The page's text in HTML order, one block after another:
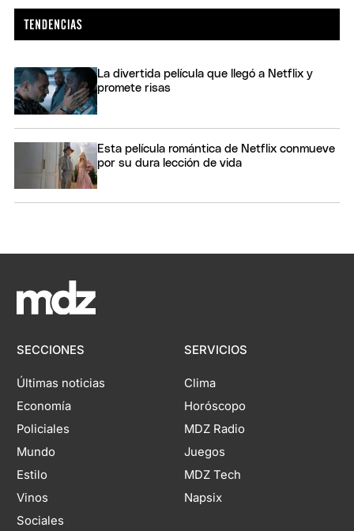
La divertida película que llegó a Netflix y
promete risas
Esta película romántica de Netflix conmueve
por su dura lección de vida
SECCIONES
Últimas noticias
Economía
Policiales
Mundo
Estilo
Vinos
Sociales
SERVICIOS
Clima
Horóscopo
MDZ Radio
Juegos
MDZ Tech
Napsix